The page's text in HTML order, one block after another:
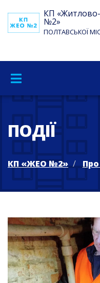
КП «Житлово-
№2»
ПОЛТАВСЬКОЇ
ПОДІЇ
КП «ЖЕО №2»